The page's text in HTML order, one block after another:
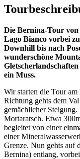
Die Bernina-Tour von
Lago Bianco vorbei
Downhill bis nach
wunderschöne
ein Muss.
Wir starten die Tour
Richtung gehts dem
gemächlicher
Mortaratsch. Etwa
begleitet von einer
einer
Grenze. Nun gehts auf
Bernina) entlang,